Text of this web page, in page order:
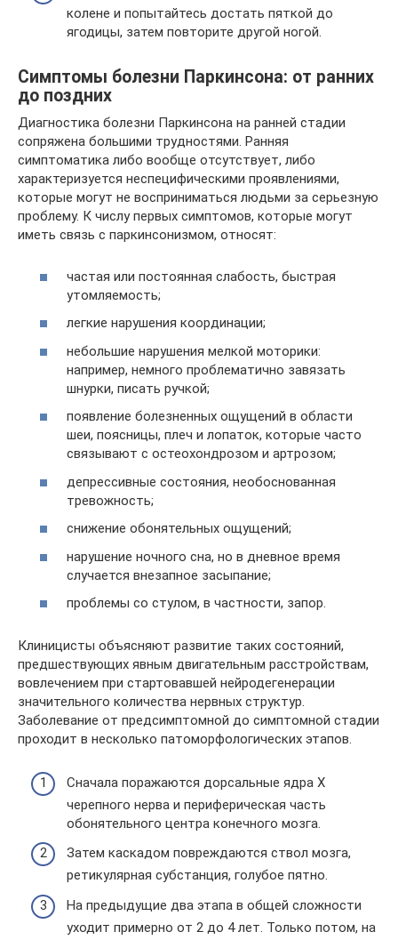
колене и попытайтесь достать пяткой до
ягодицы, затем повторите другой ногой.
Симптомы болезни Паркинсона: от ранних
до поздних
Диагностика болезни Паркинсона на ранней стадии
сопряжена большими трудностями. Ранняя
симптоматика либо вообще отсутствует, либо
характеризуется неспецифическими проявлениями,
которые могут не восприниматься людьми за серьезную
проблему. К числу первых симптомов, которые могут
иметь связь с паркинсонизмом, относят:
частая или постоянная слабость, быстрая
утомляемость;
легкие нарушения координации;
небольшие нарушения мелкой моторики:
например, немного проблематично завязать
шнурки, писать ручкой;
появление болезненных ощущений в области
шеи, поясницы, плеч и лопаток, которые часто
связывают с остеохондрозом и артрозом;
депрессивные состояния, необоснованная
тревожность;
снижение обонятельных ощущений;
нарушение ночного сна, но в дневное время
случается внезапное засыпание;
проблемы со стулом, в частности, запор.
Клиницисты объясняют развитие таких состояний,
предшествующих явным двигательным расстройствам,
вовлечением при стартовавшей нейродегенерации
значительного количества нервных структур.
Заболевание от предсимптомной до симптомной стадии
проходит в несколько патоморфологических этапов.
Сначала поражаются дорсальные ядра X
черепного нерва и периферическая часть
обонятельного центра конечного мозга.
Затем каскадом повреждаются ствол мозга,
ретикулярная субстанция, голубое пятно.
На предыдущие два этапа в общей сложности
уходит примерно от 2 до 4 лет. Только потом, на